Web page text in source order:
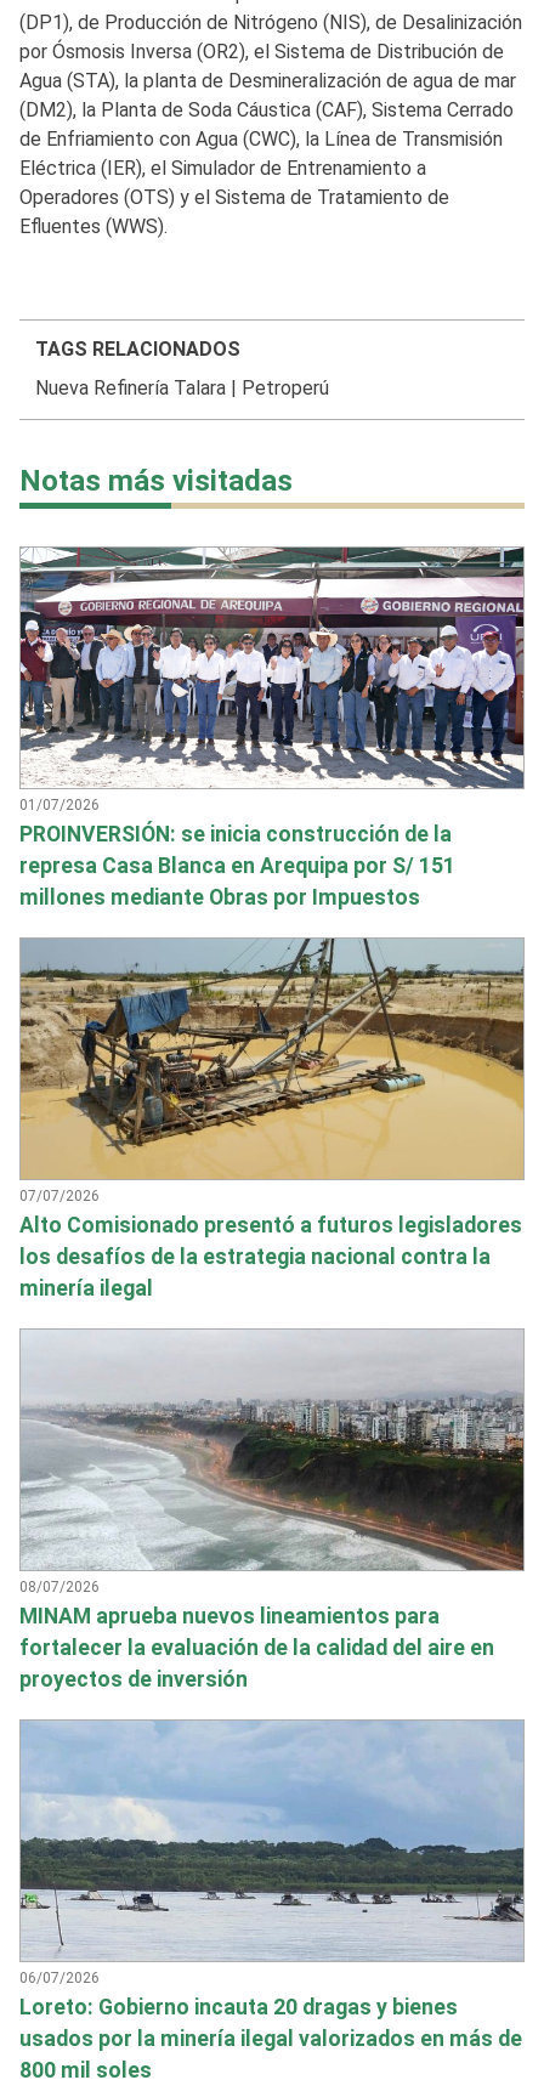
(DP1), de Producción de Nitrógeno (NIS), de Desalinización
por Ósmosis Inversa (OR2), el Sistema de Distribución de
Agua (STA), la planta de Desmineralización de agua de mar
(DM2), la Planta de Soda Cáustica (CAF), Sistema Cerrado
de Enfriamiento con Agua (CWC), la Línea de Transmisión
Eléctrica (IER), el Simulador de Entrenamiento a
Operadores (OTS) y el Sistema de Tratamiento de
Efluentes (WWS).
TAGS RELACIONADOS
Nueva Refinería Talara| Petroperú
Notas más visitadas
01/07/2026
PROINVERSIÓN: se inicia construcción de la
represa Casa Blanca en Arequipa por S/ 151
millones mediante Obras por Impuestos
07/07/2026
Alto Comisionado presentó a futuros legisladores
los desafíos de la estrategia nacional contra la
minería ilegal
08/07/2026
MINAM aprueba nuevos lineamientos para
fortalecer la evaluación de la calidad del aire en
proyectos de inversión
06/07/2026
Loreto: Gobierno incauta 20 dragas y bienes
usados por la minería ilegal valorizados en más de
800 mil soles